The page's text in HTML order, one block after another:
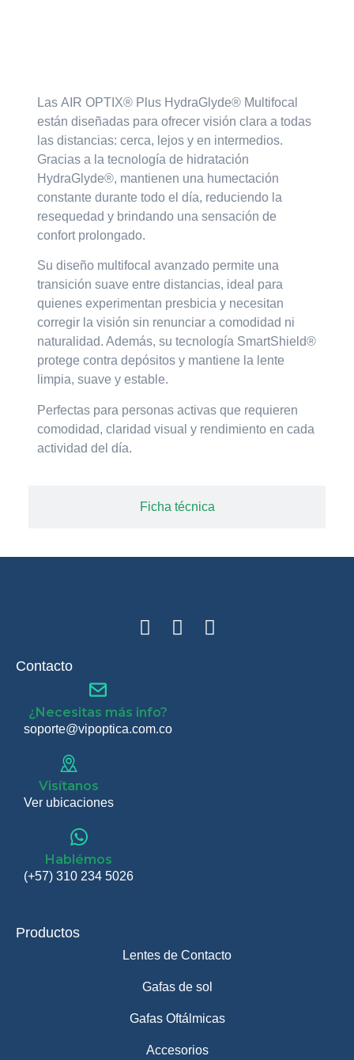
Ficha técnica
LasAIR OPTIX® Plus HydraGlyde® Multifocal
están diseñadas para ofrecervisión clara a todas
las distancias: cerca, lejos y en intermedios.
Gracias a la tecnología de hidratación
HydraGlyde®, mantienen una humectación
constante durante todo el día, reduciendo la
resequedad y brindando una sensación de
confort prolongado.
Su diseño multifocal avanzado permite una
transición suave entre distancias, ideal para
quienes experimentan presbicia y necesitan
corregir la visión sin renunciar a comodidad ni
naturalidad. Además, su tecnología SmartShield®
protege contra depósitos y mantiene la lente
limpia, suave y estable.
Perfectas para personas activas que requieren
comodidad, claridad visual y rendimiento en cada
actividad del día.
Contacto
¿Necesitas más info?
soporte@vipoptica.com.co
Visítanos
Ver ubicaciones
Hablémos
(+57) 310 234 5026
Productos
Lentes de Contacto
Gafas de sol
Gafas Oftálmicas
Accesorios